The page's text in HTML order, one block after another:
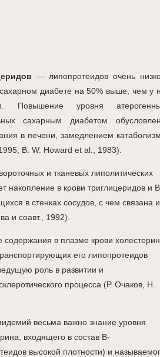
— липопротеидов очень
диабете на 50% выше, чем у
Повышение уровня
сахарным диабетом
в печени, замедлением
B. W. Howard et al., 1983).
и тканевых липолитических
накопление в крови триглицеридов и
в стенках сосудов, с чем связана
и соавт., 1992).
содержания в плазме крови
его липопротеидов
роль в развитии и
процесса (Р. Очаков, Н.
весьма важно знание уровня
входящего в состав В-
высокой плотности) и